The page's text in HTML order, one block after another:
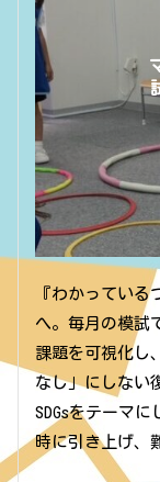
『わかってい
へ。毎月の模試
課題を可視化し
なし」にしない
SDGsをテーマ
時に引き上げ、